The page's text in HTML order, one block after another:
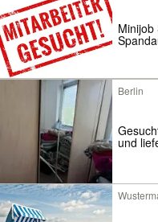
Minijob
Berlin
Gesucht für Heute : Kleiderschrank
und